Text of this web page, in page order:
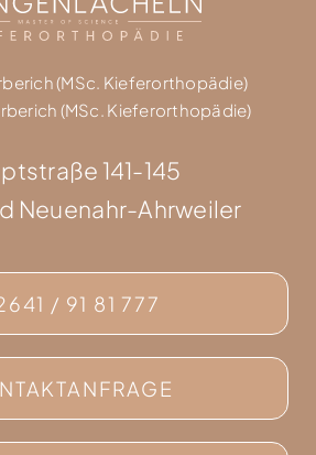
(MSc. Kieferorthopädie)
(MSc. Kieferorthopädie)
141-145
Neuenahr-Ahrweiler
/ 91 81 777